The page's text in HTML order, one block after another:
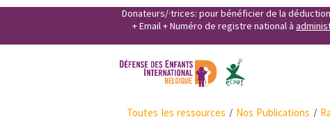
Donateurs/·trices: pour bénéficier de la
+ Email + Numéro de registre national à
Toutes les ressources / Nos Publications /